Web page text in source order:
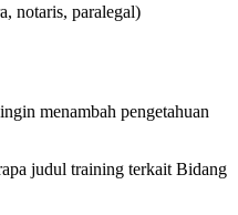
notaris, paralegal)
menambah pengetahuan
judul training terkait Bidang